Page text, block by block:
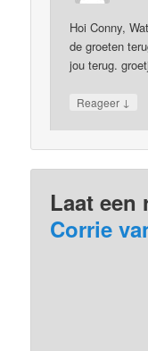
Hoi Conny,
de groeten
jou terug.
Reageer ↓
Laat een
Corrie